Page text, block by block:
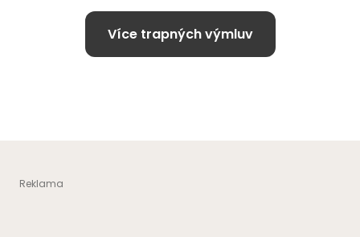
Více trapných výmluv